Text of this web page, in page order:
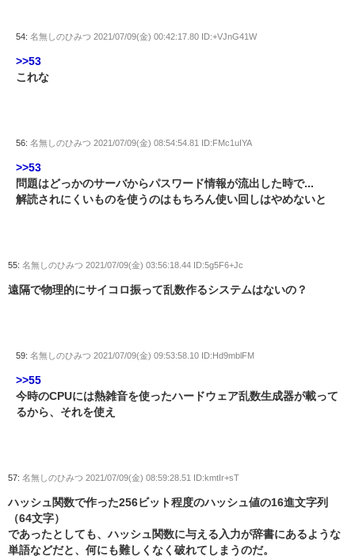
54: 名無しのひみつ 2021/07/09(金) 00:42:17.80 ID:+VJnG41W
>>53
これな
56: 名無しのひみつ 2021/07/09(金) 08:54:54.81 ID:FMc1uIYA
>>53
問題はどっかのサーバからパスワード情報が流出した時で...
解読されにくいものを使うのはもちろん使い回しはやめないと
55: 名無しのひみつ 2021/07/09(金) 03:56:18.44 ID:5g5F6+Jc
遠隔で物理的にサイコロ振って乱数作るシステムはないの？
59: 名無しのひみつ 2021/07/09(金) 09:53:58.10 ID:Hd9mblFM
>>55
今時のCPUには熱雑音を使ったハードウェア乱数生成器が載って
るから、それを使え
57: 名無しのひみつ 2021/07/09(金) 08:59:28.51 ID:kmtIr+sT
ハッシュ関数で作った256ビット程度のハッシュ値の16進文字列
（64文字）
であったとしても、ハッシュ関数に与える入力が辞書にあるような
単語などだと、何にも難しくなく破れてしまうのだ。